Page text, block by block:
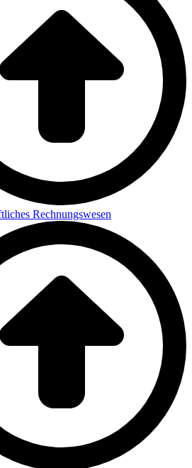
Rechnungswesen